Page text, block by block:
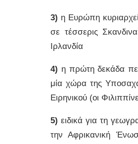
3) η Ευρώπη
σε τέσσερις
Ιρλανδία
4) η πρώτη δεκάδα
μία χώρα της
Ειρηνικού (οι
5) ειδικά για τη
την Αφρικανική